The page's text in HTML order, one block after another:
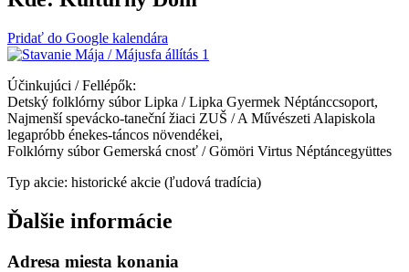
Pridať do Google kalendára
Účinkujúci / Fellépők:
Detský folklórny súbor Lipka / Lipka Gyermek Néptánccsoport,
Najmenší spevácko-taneční žiaci ZUŠ / A Művészeti Alapiskola
legapróbb énekes-táncos növendékei,
Folklórny súbor Gemerská cnosť / Gömöri Virtus Néptáncegyüttes
Typ akcie: historické akcie (ľudová tradícia)
Ďalšie informácie
Adresa miesta konania